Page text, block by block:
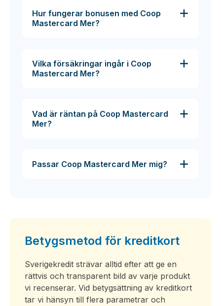
Hur fungerar bonusen med Coop
Mastercard Mer?
Vilka försäkringar ingår i Coop
Mastercard Mer?
Vad är räntan på Coop Mastercard
Mer?
Passar Coop Mastercard Mer mig?
Betygsmetod för kreditkort
Sverigekredit strävar alltid efter att ge en
rättvis och transparent bild av varje produkt
vi recenserar. Vid betygsättning av kreditkort
tar vi hänsyn till flera parametrar och